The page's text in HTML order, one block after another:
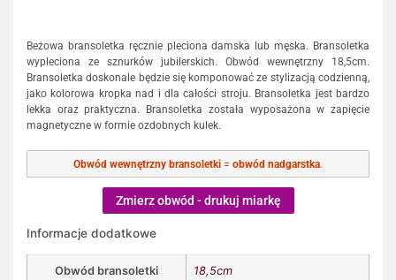
Beżowa bransoletka ręcznie pleciona damska lub męska. Bransoletka
wypleciona ze sznurków jubilerskich. Obwód wewnętrzny 18,5cm.
Bransoletka doskonale będzie się komponować ze stylizacją codzienną,
jako kolorowa kropka nad i dla całości stroju. Bransoletka jest bardzo
lekka oraz praktyczna. Bransoletka została wyposażona w zapięcie
magnetyczne w formie ozdobnych kulek.
Obwód wewnętrzny bransoletki = obwód nadgarstka.
Zmierz obwód - drukuj miarkę
Informacje dodatkowe
Obwód bransoletki
18,5cm